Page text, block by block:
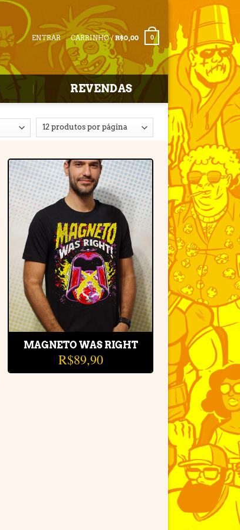
ENTRAR CARRINHO /R$0,00 0
REVENDAS
Adicionar
à lista de
desejos
MAGNETO WAS RIGHT
R$89,90